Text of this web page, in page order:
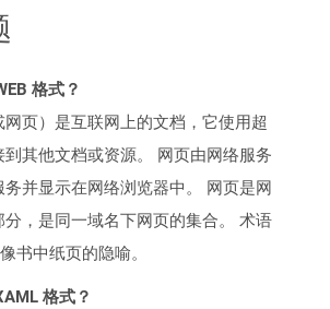
格式？
网页）是互联网上的文档，它使用超
到其他文档或资源。 网页由网络服务
务并显示在网络浏览器中。 网页是网
分，是同一域名下网页的集合。 术语
书中纸页的隐喻。
格式？